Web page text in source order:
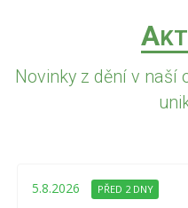
A
Novinky z dění v naší
5.8.2026 PŘED 2 DNY